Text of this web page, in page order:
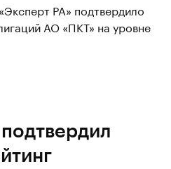
РА» подтвердило
АО «ПКТ» на уровне